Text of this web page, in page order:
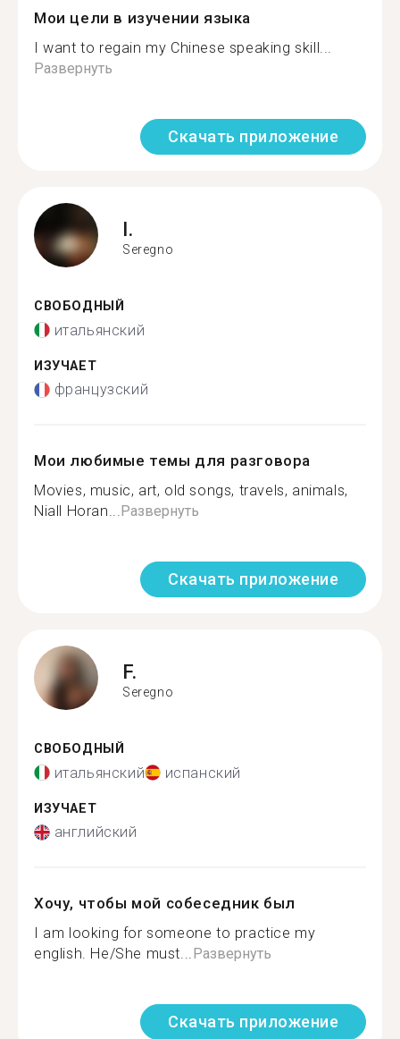
Мои цели в изучении языка
I want to regain my Chinese speaking skill...
Развернуть
Скачать приложение
I.
Seregno
СВОБОДНЫЙ
итальянский
ИЗУЧАЕТ
французский
Мои любимые темы для разговора
Movies, music, art, old songs, travels, animals,
Niall Horan...Развернуть
Скачать приложение
F.
Seregno
СВОБОДНЫЙ
итальянский испанский
ИЗУЧАЕТ
английский
Хочу, чтобы мой собеседник был
I am looking for someone to practice my
english. He/She must...Развернуть
Скачать приложение